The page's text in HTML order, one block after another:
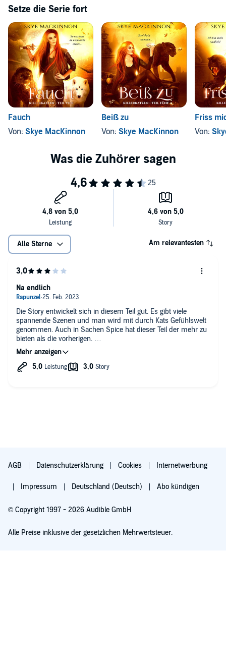
Setze die Serie fort
Fauch
Von: Skye MacKinnon
Beiß zu
Von: Skye MacKinnon
Friss
Von:
Alle Sterne Am relevantesten
Die Story entwickelt sich in diesem Teil gut. Es gibt viele
spannende Szenen und man wird mit durch Kats Gefühlswelt
genommen. Auch in Sachen Spice hat dieser Teil der mehr zu
bieten als die vorherigen.
Schade dass die Szene in der Dusche wieder fade to Black
war. Da wäre viel mehr rauszuholen gewesen.
Na endlich
AGB Datenschutzerklärung Cookies Internetwerbung
Impressum Deutschland (Deutsch) Abo kündigen
© Copyright 1997 - 2026 Audible GmbH
Alle Preise inklusive der gesetzlichen Mehrwertsteuer.